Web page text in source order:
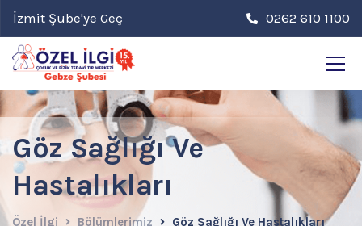
0262 610 1100
İzmit Şube'ye Geç
Göz Sağlığı Ve
Hastalıkları
Özel İlgi Bölümlerimiz Göz Sağlığı Ve Hastalıkları